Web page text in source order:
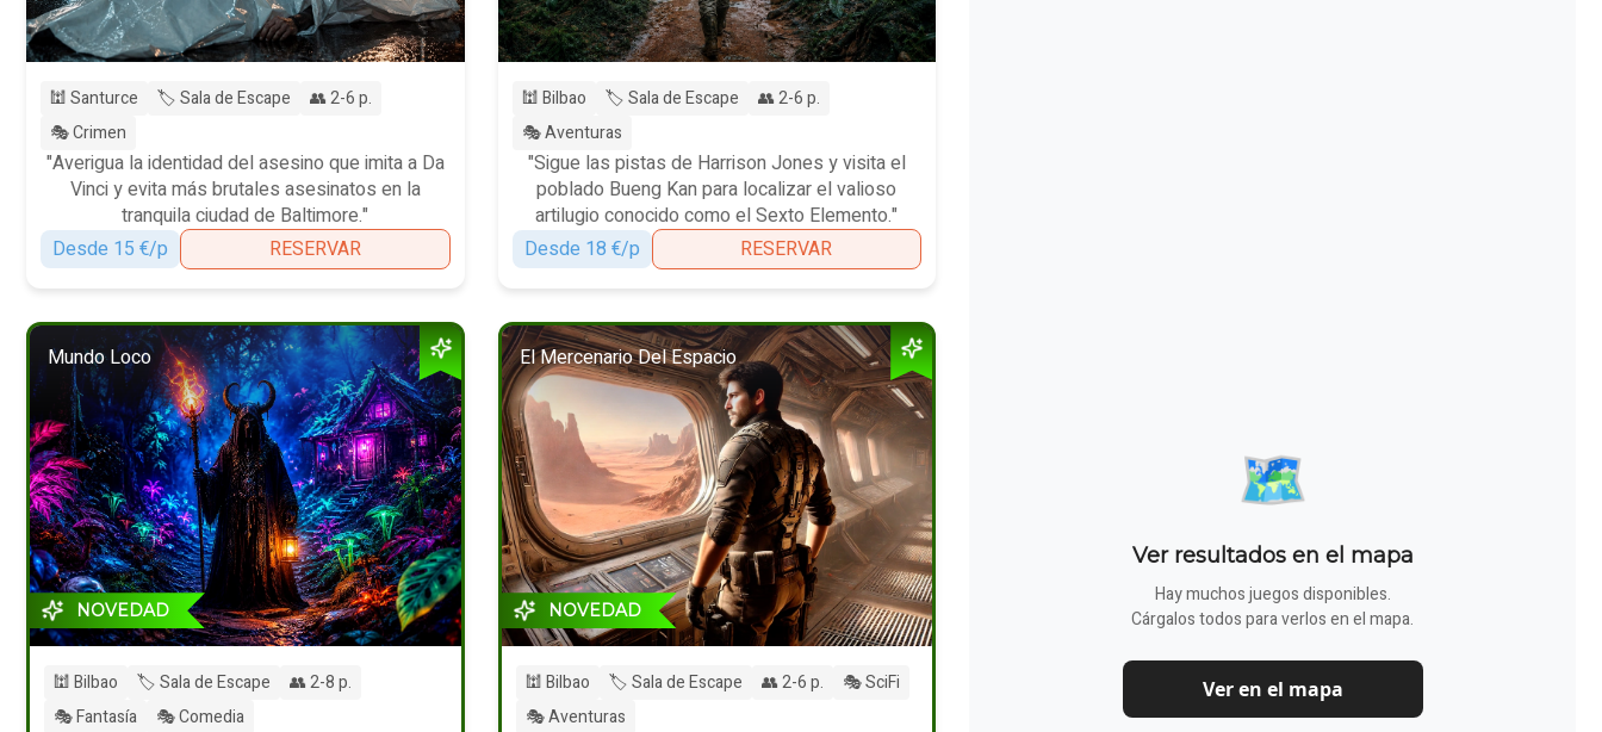
🕍 Santurce 🏷️ Sala de Escape
👥 2-6 p.
🎭 Crimen
"Averigua la identidad del asesino que imita a Da
Vinci y evita más brutales asesinatos en la
tranquila ciudad de Baltimore."
Desde 15 €/p
RESERVAR
🕍 Bilbao 🏷️ Sala de Escape
👥 2-6 p.
🎭 Aventuras
"Sigue las pistas de Harrison Jones y visita el
poblado Bueng Kan para localizar el valioso
artilugio conocido como el Sexto Elemento."
Desde 18 €/p
RESERVAR
Mundo Loco
NOVEDAD
🕍 Bilbao 🏷️ Sala de Escape
👥 2-8 p.
🎭 Fantasía
🎭 Comedia
El Mercenario Del Espacio
NOVEDAD
🕍 Bilbao 🏷️ Sala de Escape 👥 2-6 p.
🎭 SciFi
🎭 Aventuras
🗺️
Ver resultados en el mapa
Hay muchos juegos disponibles.
Cárgalos todos para verlos en el mapa.
Ver en el mapa